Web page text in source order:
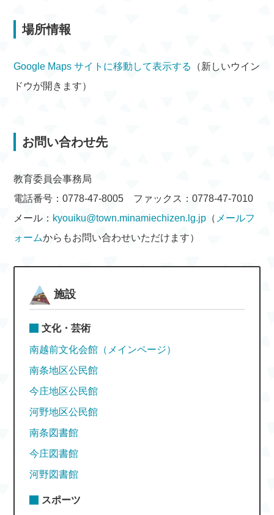
場所情報
Google Maps サイトに移動して表示する
（新しいウイン
ドウが開きます）
お問い合わせ先
教育委員会事務局
電話番号：0778-47-8005 ファックス：0778-47-7010
メール： kyouiku@town.minamiechizen.lg.jp （ メールフ
ォームからもお問い合わせいただけます）
施設
文化・芸術
南越前文化会館（メインページ）
南条地区公民館
今庄地区公民館
河野地区公民館
南条図書館
今庄図書館
河野図書館
スポーツ